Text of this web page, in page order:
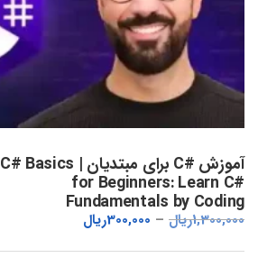
آموزش #C برای مبتدیان | C# Basics
for Beginners: Learn C#
Fundamentals by Coding
1,300,000ریال 300,000ریال